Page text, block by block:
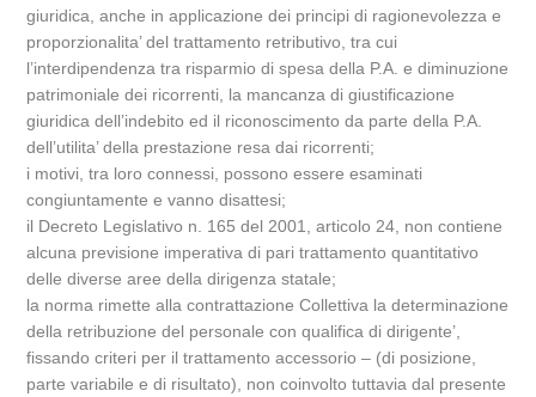
giuridica, anche in applicazione dei principi di ragionevolezza e
proporzionalita’ del trattamento retributivo, tra cui
l’interdipendenza tra risparmio di spesa della P.A. e diminuzione
patrimoniale dei ricorrenti, la mancanza di giustificazione
giuridica dell’indebito ed il riconoscimento da parte della P.A.
dell’utilita’ della prestazione resa dai ricorrenti;
i motivi, tra loro connessi, possono essere esaminati
congiuntamente e vanno disattesi;
il Decreto Legislativo n. 165 del 2001, articolo 24, non contiene
alcuna previsione imperativa di pari trattamento quantitativo
delle diverse aree della dirigenza statale;
la norma rimette alla contrattazione Collettiva la determinazione
della retribuzione del personale con qualifica di dirigente’,
fissando criteri per il trattamento accessorio – (di posizione,
parte variabile e di risultato), non coinvolto tuttavia dal presente